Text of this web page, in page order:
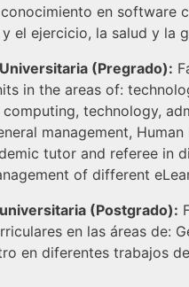
en software
el ejercicio, la salud y la
(Pregrado):
in the areas of:
computing, technology,
management, Human
tutor and referee in
of different
(Postgrado):
en las áreas de:
en diferentes trabajos